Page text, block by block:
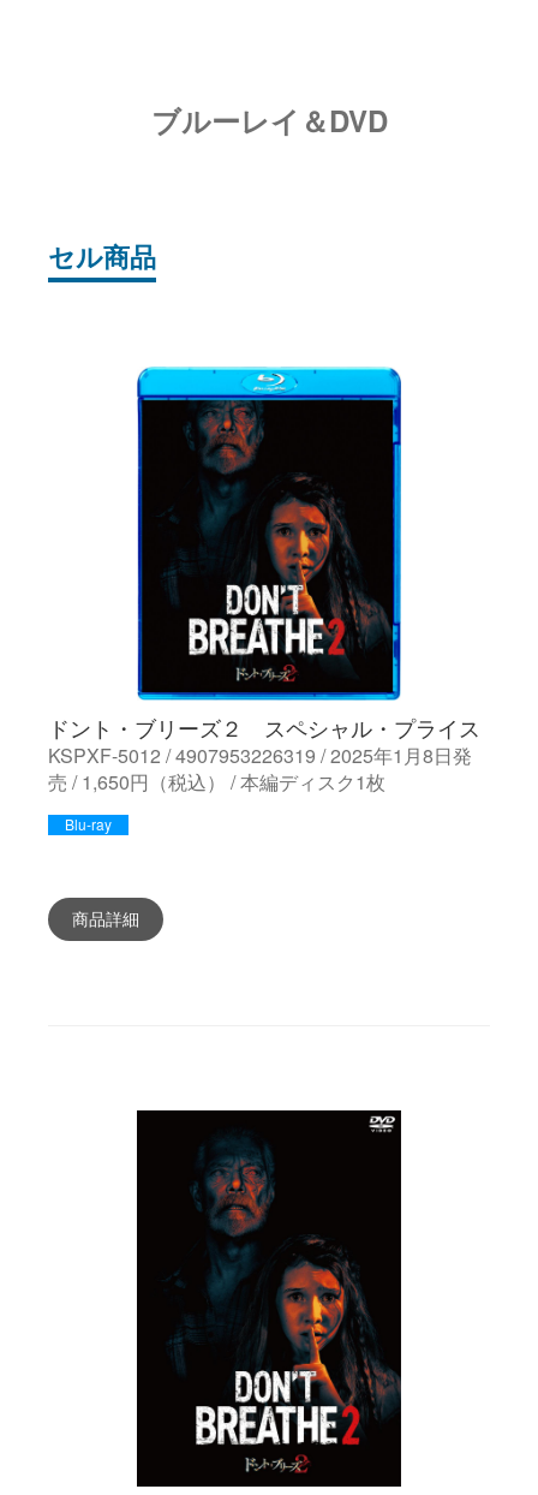
ブルーレイ＆DVD
セル商品
ドント・ブリーズ２ スペシャル・プライス
KSPXF-5012 / 4907953226319 / 2025年1月8日発
売 / 1,650円（税込） / 本編ディスク1枚
Blu-ray
商品詳細